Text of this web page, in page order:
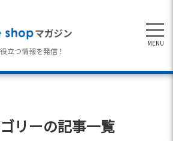
立つ情報を発信！
MENU
リーの記事一覧